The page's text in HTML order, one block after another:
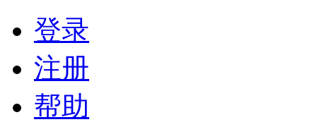
登录
注册
帮助